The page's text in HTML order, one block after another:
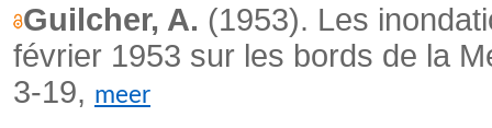
Guilcher, A. (1953). Les
février 1953 sur les bords de la
3-19, meer